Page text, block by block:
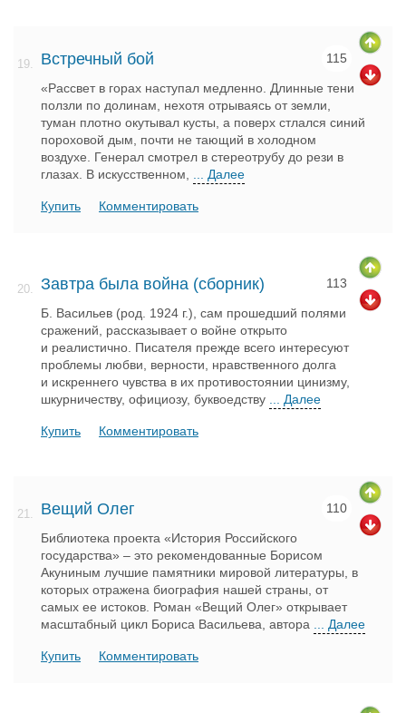
19. Встречный бой 115
«Рассвет в горах наступал медленно. Длинные тени
ползли по долинам, нехотя отрываясь от земли,
туман плотно окутывал кусты, а поверх стлался синий
пороховой дым, почти не тающий в холодном
воздухе. Генерал смотрел в стереотрубу до рези в
глазах. В искусственном, ... Далее
Купить Комментировать
20. Завтра была война (сборник) 113
Б. Васильев (род. 1924 г.), сам прошедший полями
сражений, рассказывает о войне открыто
и реалистично. Писателя прежде всего интересуют
проблемы любви, верности, нравственного долга
и искреннего чувства в их противостоянии цинизму,
шкурничеству, официозу, буквоедству ... Далее
Купить Комментировать
21. Вещий Олег 110
Библиотека проекта «История Российского
государства» – это рекомендованные Борисом
Акуниным лучшие памятники мировой литературы, в
которых отражена биография нашей страны, от
самых ее истоков. Роман «Вещий Олег» открывает
масштабный цикл Бориса Васильева, автора ... Далее
Купить Комментировать